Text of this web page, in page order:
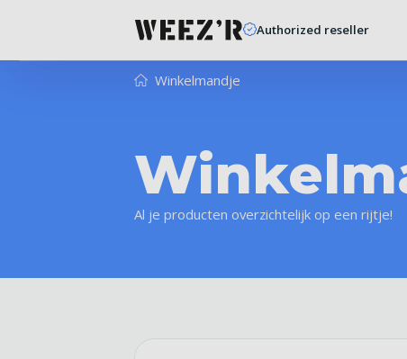
Authorized reseller
Winkelmandje
Al je producten overzichtelijk op een rijtje!